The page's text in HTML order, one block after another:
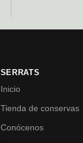
SERRATS
Inicio
Tienda de conservas
Conócenos